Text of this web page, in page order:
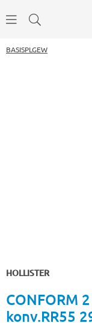
BASISPLGEW
HOLLISTER
CONFORM
konv.RR55